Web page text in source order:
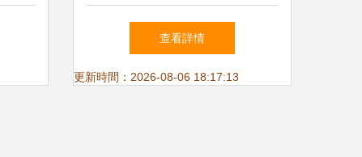
社區，筑牢優生優育理念根基
查看詳情
更新時間：2026-08-06 18:17:13